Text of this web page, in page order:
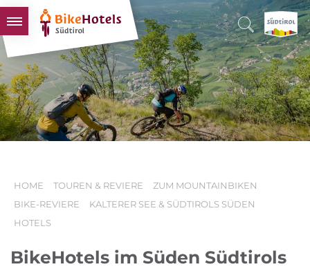
BIKEHOTELS
HOTELS & PAKETE
TOUREN & REVIERE
SÜDTIROL & WIR
HOME TOUREN & REVIERE
ZUM MOUNTAINBIKEN
BIKE-REVIERE
KALTERER SEE & SÜDTIROLS SÜDEN
HOTELS
BikeHotels im Süden Südtirols